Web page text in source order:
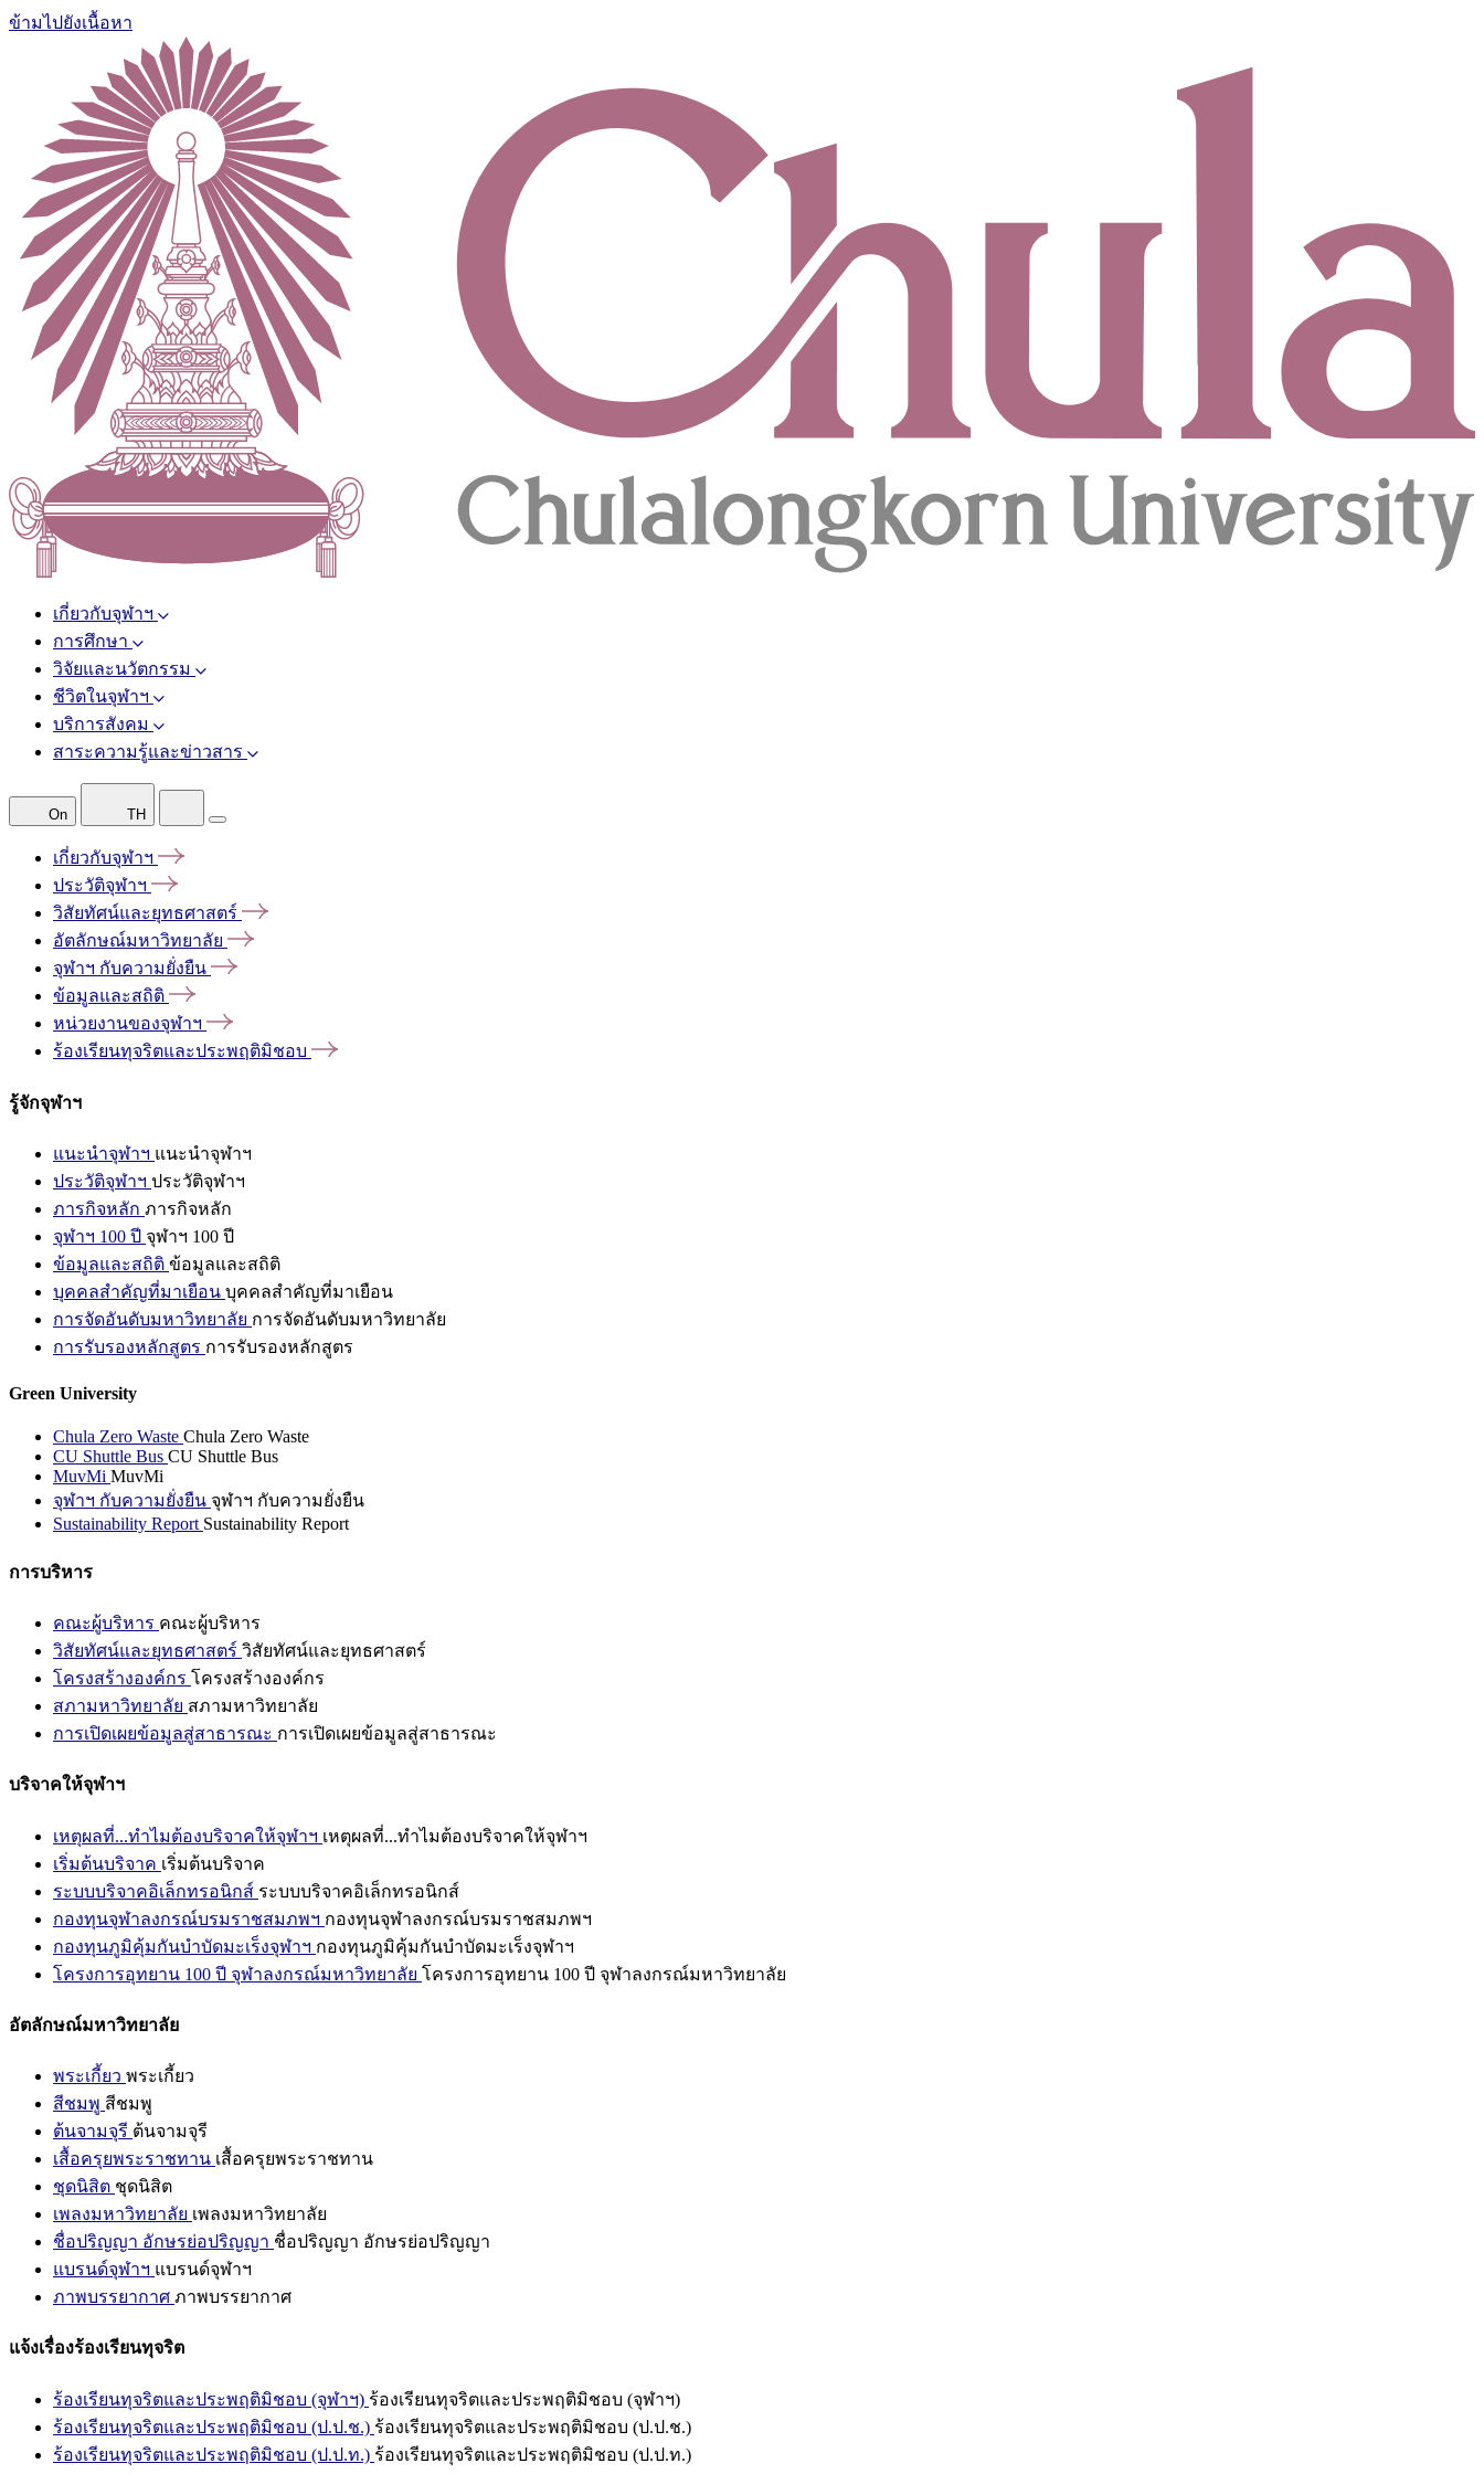
ข้ามไปยังเนื้อหา
เกี่ยวกับจุฬาฯ
การศึกษา
วิจัยและนวัตกรรม
ชีวิตในจุฬาฯ
บริการสังคม
สาระความรู้และข่าวสาร
On TH
เกี่ยวกับจุฬาฯ
ประวัติจุฬาฯ
วิสัยทัศน์และยุทธศาสตร์
อัตลักษณ์มหาวิทยาลัย
จุฬาฯ กับความยั่งยืน
ข้อมูลและสถิติ
หน่วยงานของจุฬาฯ
ร้องเรียนทุจริตและประพฤติมิชอบ
รู้จักจุฬาฯ
แนะนำจุฬาฯ แนะนำจุฬาฯ
ประวัติจุฬาฯ ประวัติจุฬาฯ
ภารกิจหลัก ภารกิจหลัก
จุฬาฯ 100 ปี จุฬาฯ 100 ปี
ข้อมูลและสถิติ ข้อมูลและสถิติ
บุคคลสำคัญที่มาเยือน บุคคลสำคัญที่มาเยือน
การจัดอันดับมหาวิทยาลัย การจัดอันดับมหาวิทยาลัย
การรับรองหลักสูตร การรับรองหลักสูตร
Green University
Chula Zero Waste Chula Zero Waste
CU Shuttle Bus CU Shuttle Bus
MuvMi MuvMi
จุฬาฯ กับความยั่งยืน จุฬาฯ กับความยั่งยืน
Sustainability Report Sustainability Report
การบริหาร
คณะผู้บริหาร คณะผู้บริหาร
วิสัยทัศน์และยุทธศาสตร์ วิสัยทัศน์และยุทธศาสตร์
โครงสร้างองค์กร โครงสร้างองค์กร
สภามหาวิทยาลัย สภามหาวิทยาลัย
การเปิดเผยข้อมูลสู่สาธารณะ การเปิดเผยข้อมูลสู่สาธารณะ
บริจาคให้จุฬาฯ
เหตุผลที่...ทำไมต้องบริจาคให้จุฬาฯ เหตุผลที่...ทำไมต้องบริจาคให้จุฬาฯ
เริ่มต้นบริจาค เริ่มต้นบริจาค
ระบบบริจาคอิเล็กทรอนิกส์ ระบบบริจาคอิเล็กทรอนิกส์
กองทุนจุฬาลงกรณ์บรมราชสมภพฯ กองทุนจุฬาลงกรณ์บรมราชสมภพฯ
กองทุนภูมิคุ้มกันบำบัดมะเร็งจุฬาฯ กองทุนภูมิคุ้มกันบำบัดมะเร็งจุฬาฯ
โครงการอุทยาน 100 ปี จุฬาลงกรณ์มหาวิทยาลัย โครงการอุทยาน 100 ปี จุฬาลงกรณ์มหาวิทยาลัย
อัตลักษณ์มหาวิทยาลัย
พระเกี้ยว พระเกี้ยว
สีชมพู สีชมพู
ต้นจามจุรี ต้นจามจุรี
เสื้อครุยพระราชทาน เสื้อครุยพระราชทาน
ชุดนิสิต ชุดนิสิต
เพลงมหาวิทยาลัย เพลงมหาวิทยาลัย
ชื่อปริญญา อักษรย่อปริญญา ชื่อปริญญา อักษรย่อปริญญา
แบรนด์จุฬาฯ แบรนด์จุฬาฯ
ภาพบรรยากาศ ภาพบรรยากาศ
แจ้งเรื่องร้องเรียนทุจริต
ร้องเรียนทุจริตและประพฤติมิชอบ (จุฬาฯ) ร้องเรียนทุจริตและประพฤติมิชอบ (จุฬาฯ)
ร้องเรียนทุจริตและประพฤติมิชอบ (ป.ป.ช.) ร้องเรียนทุจริตและประพฤติมิชอบ (ป.ป.ช.)
ร้องเรียนทุจริตและประพฤติมิชอบ (ป.ป.ท.) ร้องเรียนทุจริตและประพฤติมิชอบ (ป.ป.ท.)